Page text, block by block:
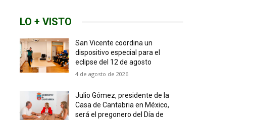
LO + VISTO
San Vicente coordina un
dispositivo especial para el
eclipse del 12 de agosto
4 de agosto de 2026
Julio Gómez, presidente de la
Casa de Cantabria en México,
será el pregonero del Día de